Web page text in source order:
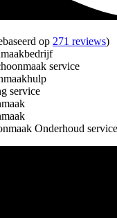
op 271 reviews)